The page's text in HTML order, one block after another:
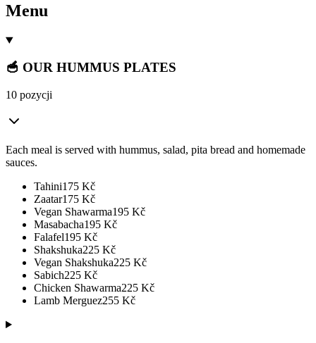
Menu
🥣 OUR HUMMUS PLATES
10 pozycji
Each meal is served with hummus, salad, pita bread and homemade
sauces.
Tahini175 Kč
Zaatar175 Kč
Vegan Shawarma195 Kč
Masabacha195 Kč
Falafel195 Kč
Shakshuka225 Kč
Vegan Shakshuka225 Kč
Sabich225 Kč
Chicken Shawarma225 Kč
Lamb Merguez255 Kč